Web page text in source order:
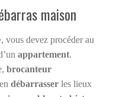
maison
, vous devez procéder au
appartement.
brocanteur
débarrasser les lieux